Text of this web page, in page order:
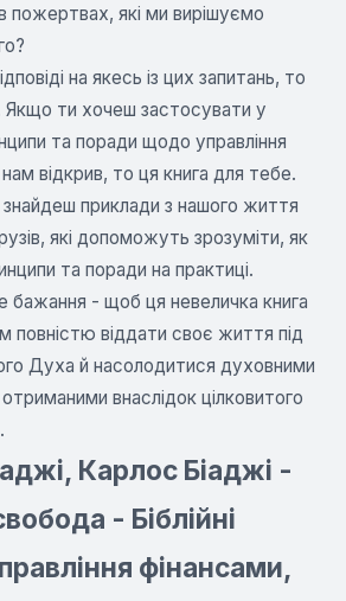
пожертвах, які ми вирішуємо
на якесь із цих запитань, то
Якщо ти хочеш застосувати у
та поради щодо управління
відкрив, то ця книга для тебе.
знайдеш приклади з нашого життя
які допоможуть зрозуміти, як
та поради на практиці.
бажання - щоб ця невеличка книга
повністю віддати своє життя під
Духа й насолодитися духовними
внаслідок цілковитого
Карлос Біаджі -
- Біблійні
фінансами,